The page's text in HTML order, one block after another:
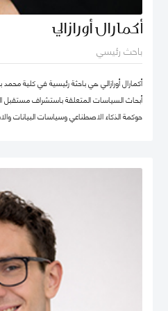
أكمارال أورازالي
باحث رئيسي
أكمارال أورازالي هي باحثة رئيسية في كلية
أبحاث السياسات المتعلقة باستشراف مستقبل
حوكمة الذكاء الاصطناعي وسياسات البيانات
وسياسات البيانات مع اهتمام خاص بتطوير أطر
التطبيقية، مستندة إلى تجربة مهنية غنية في